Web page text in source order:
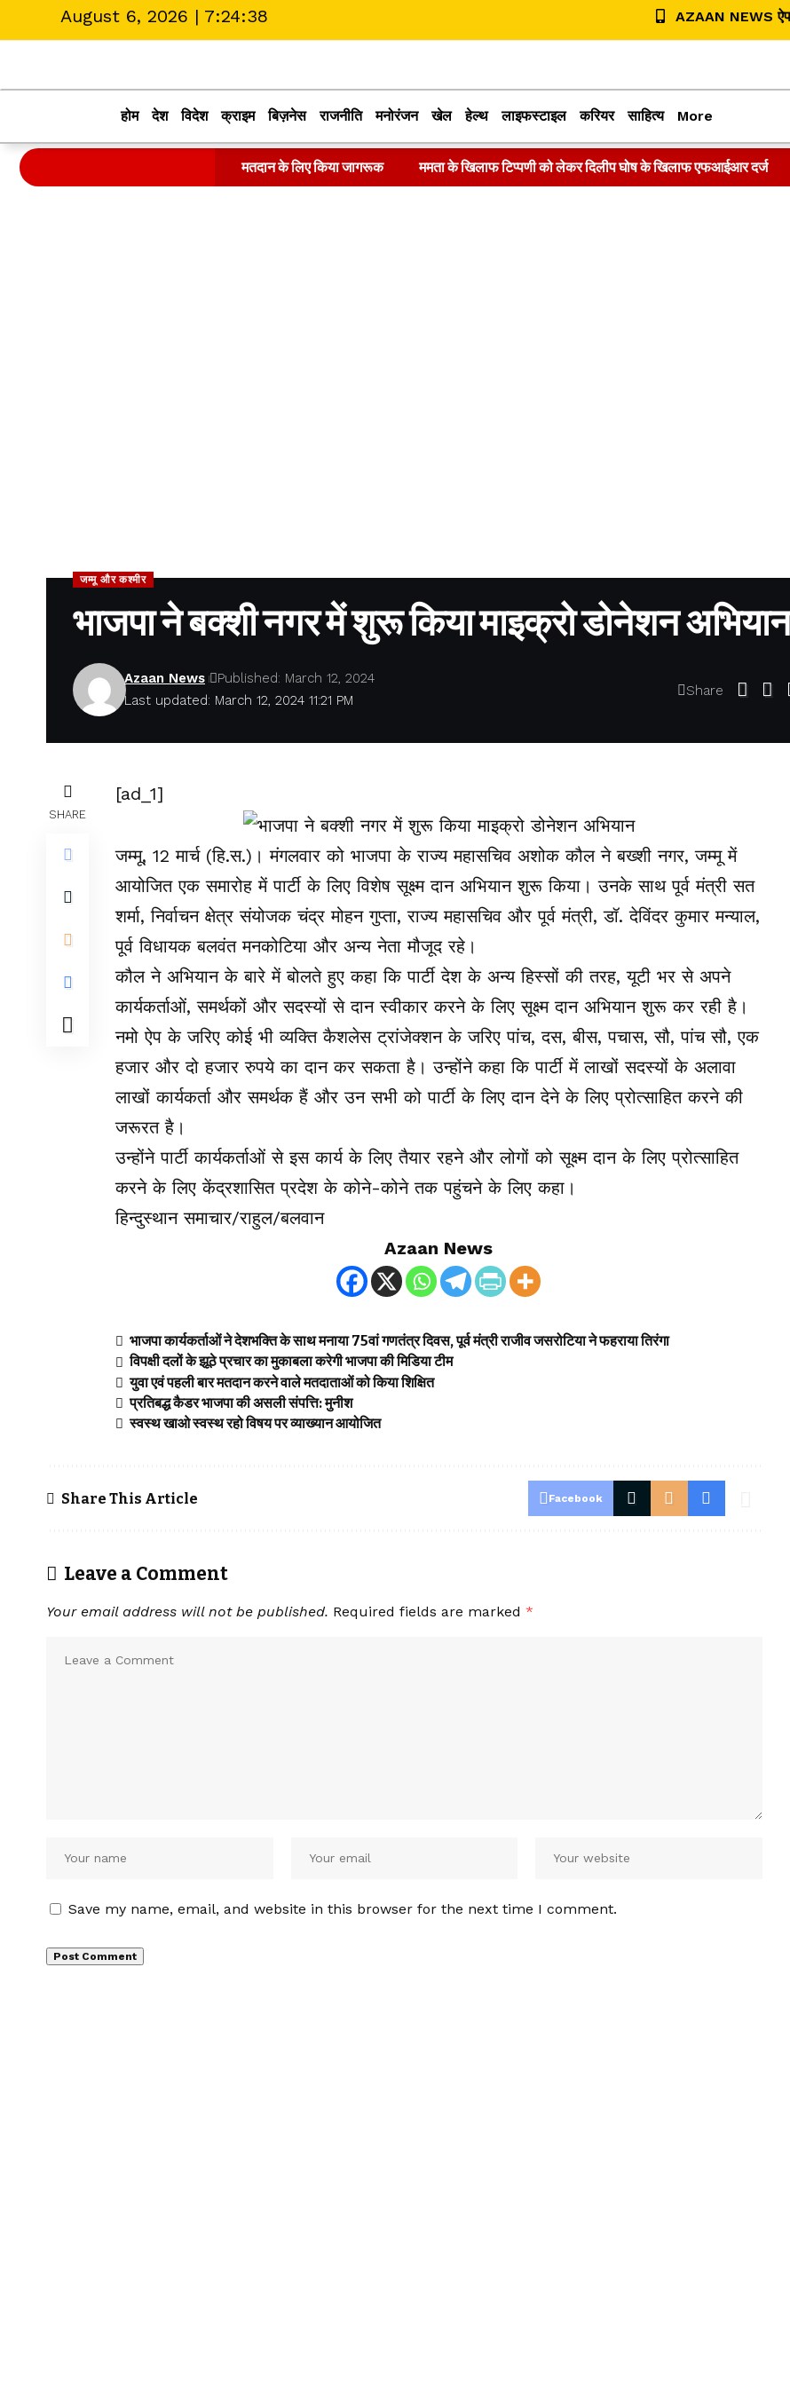
August 6, 2026 | 7:24:39 AZAAN NEWS
होम देश विदेश क्राइम बिज़नेस राजनीति मनोरंजन खेल हेल्थ लाइफस्टाइल करियर साहित्य More
मतदान के लिए किया जागरूक ममता के खिलाफ टिप्पणी को लेकर दिलीप घोष के खिलाफ एफआईआर दर्ज
जम्मू और कश्मीर
भाजपा ने बक्शी नगर में शुरू किया माइक्रो डोनेशन अभियान
Last updated: March 12, 2024 11:21 PM
Azaan News Published: March 12, 2024
Share
SHARE
[ad_1]
जम्मू, 12 मार्च (हि.स.)। मंगलवार को भाजपा के राज्य महासचिव अशोक कौल ने बख्शी नगर, जम्मू में
आयोजित एक समारोह में पार्टी के लिए विशेष सूक्ष्म दान अभियान शुरू किया। उनके साथ पूर्व मंत्री सत
शर्मा, निर्वाचन क्षेत्र संयोजक चंद्र मोहन गुप्ता, राज्य महासचिव और पूर्व मंत्री, डॉ. देविंदर कुमार मन्याल,
पूर्व विधायक बलवंत मनकोटिया और अन्य नेता मौजूद रहे।
कौल ने अभियान के बारे में बोलते हुए कहा कि पार्टी देश के अन्य हिस्सों की तरह, यूटी भर से अपने
कार्यकर्ताओं, समर्थकों और सदस्यों से दान स्वीकार करने के लिए सूक्ष्म दान अभियान शुरू कर रही है।
नमो ऐप के जरिए कोई भी व्यक्ति कैशलेस ट्रांजेक्शन के जरिए पांच, दस, बीस, पचास, सौ, पांच सौ, एक
हजार और दो हजार रुपये का दान कर सकता है। उन्होंने कहा कि पार्टी में लाखों सदस्यों के अलावा
लाखों कार्यकर्ता और समर्थक हैं और उन सभी को पार्टी के लिए दान देने के लिए प्रोत्साहित करने की
जरूरत है।
उन्होंने पार्टी कार्यकर्ताओं से इस कार्य के लिए तैयार रहने और लोगों को सूक्ष्म दान के लिए प्रोत्साहित
करने के लिए केंद्रशासित प्रदेश के कोने-कोने तक पहुंचने के लिए कहा।
हिन्दुस्थान समाचार/राहुल/बलवान
Azaan News
भाजपा कार्यकर्ताओं ने देशभक्ति के साथ मनाया 75वां गणतंत्र दिवस, पूर्व मंत्री राजीव जसरोटिया ने फहराया तिरंगा
विपक्षी दलों के झूठे प्रचार का मुकाबला करेगी भाजपा की मिडिया टीम
युवा एवं पहली बार मतदान करने वाले मतदाताओं को किया शिक्षित
प्रतिबद्ध कैडर भाजपा की असली संपत्ति: मुनीश
स्वस्थ खाओ स्वस्थ रहो विषय पर व्याख्यान आयोजित
Share This Article Facebook
Leave a Comment
Your email address will not be published. Required fields are marked *
Save my name, email, and website in this browser for the next time I comment.